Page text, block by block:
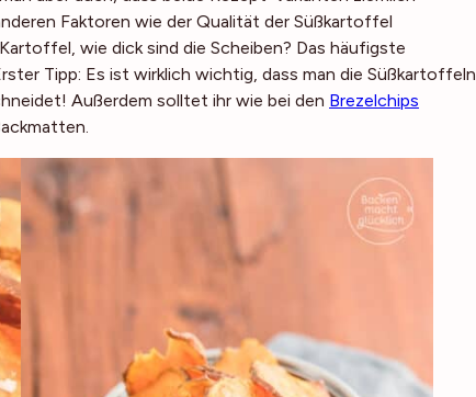
Faktoren wie der Qualität der Süßkartoffel
wie dick sind die Scheiben? Das häufigste
Tipp: Es ist wirklich wichtig, dass man die Süßkartoffeln
Außerdem solltet ihr wie bei den Brezelchips